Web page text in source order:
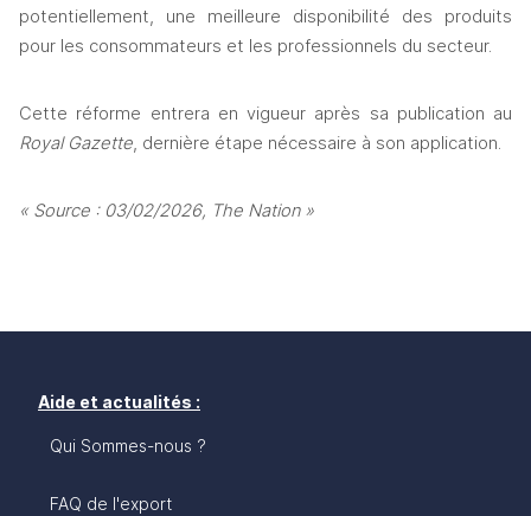
potentiellement, une meilleure disponibilité des produits
pour les consommateurs et les professionnels du secteur.
Royal Gazette, dernière étape nécessaire à son application.
« Source : 03/02/2026, The Nation »
Aide et actualités :
Qui Sommes-nous ?
FAQ de l'export